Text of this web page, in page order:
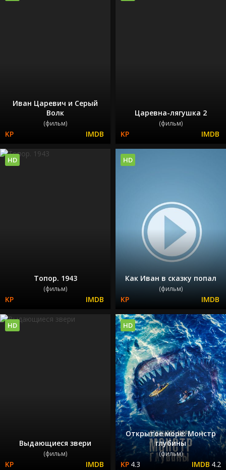
Иван Царевич и Серый
Волк
(фильм)
Царевна-лягушка 2
(фильм)
Топор. 1943
(фильм)
HD
Как Иван в сказку попал
(фильм)
HD
Выдающиеся звери
(фильм)
HD
Открытое море: Монстр
глубины
(фильм)
4.3 4.2
HD